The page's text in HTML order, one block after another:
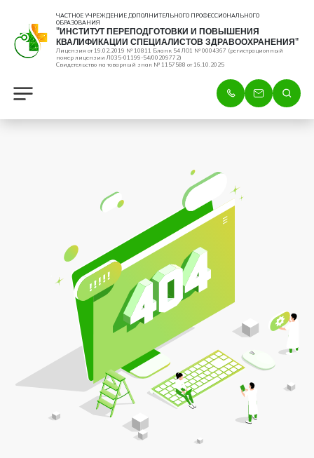
ЧАСТНОЕ УЧРЕЖДЕНИЕ ДОПОЛНИТЕЛЬНОГО ПРОФЕССИОНАЛЬНОГО
ОБРАЗОВАНИЯ
"ИНСТИТУТ ПЕРЕПОДГОТОВКИ И ПОВЫШЕНИЯ
КВАЛИФИКАЦИИ СПЕЦИАЛИСТОВ ЗДРАВООХРАНЕНИЯ"
Лицензия от 19.02.2019 № 10811 Бланк 54 ЛО1 № 0004367 (регистрационный
номер лицензии Л035-01199-54/00209772)
Свидетельство на товарный знак № 1157588 от 16.10.2025